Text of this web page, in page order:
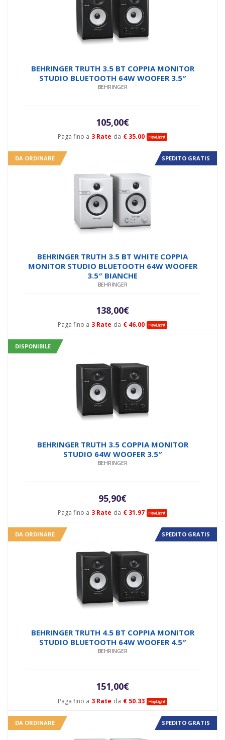
Paga fino a 3 Rate da € 35.00
BEHRINGER TRUTH 3.5 BT COPPIA MONITOR
STUDIO BLUETOOTH 64W WOOFER 3.5″
BEHRINGER
105,00€
DA ORDINARE SPEDITO GRATIS
Paga fino a 3 Rate da € 46.00
BEHRINGER TRUTH 3.5 BT WHITE COPPIA
MONITOR STUDIO BLUETOOTH 64W WOOFER
3.5″ BIANCHE
BEHRINGER
138,00€
DISPONIBILE
Paga fino a 3 Rate da € 31.97
BEHRINGER TRUTH 3.5 COPPIA MONITOR
STUDIO 64W WOOFER 3.5″
BEHRINGER
95,90€
DA ORDINARE SPEDITO GRATIS
Paga fino a 3 Rate da € 50.33
BEHRINGER TRUTH 4.5 BT COPPIA MONITOR
STUDIO BLUETOOTH 64W WOOFER 4.5″
BEHRINGER
151,00€
DA ORDINARE SPEDITO GRATIS